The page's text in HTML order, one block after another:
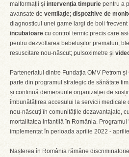
malformații și intervenția timpurie pentru a
avansate de ventilaţie; dispozitive de
diagnosticul unei game largi de boli
incubatoare cu control termic precis care
pentru dezvoltarea bebelușilor prematuri;
resuscitare nou-născut; pulsoximetre şi
Parteneriatul dintre Fundația OMV Petrom
parte din programul strategic de sănătate
și continuă demersurile organizației de
îmbunătățirea accesului la servicii medicale
nou-născuți în comunitățile dezavantajate,
mortalitatea infantilă în România.
implementat în perioada aprilie 2022 -
Nașterea în România rămâne